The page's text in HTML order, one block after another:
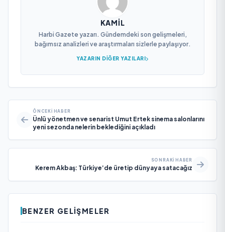
KAMIL
Harbi Gazete yazarı. Gündemdeki son gelişmeleri,
bağımsız analizleri ve araştırmaları sizlerle paylaşıyor.
YAZARIN DIĞER YAZILARI
ÖNCEKI HABER
Ünlü yönetmen ve senarist Umut Ertek sinema salonlarını
yeni sezonda nelerin beklediğini açıkladı
SONRAKI HABER
Kerem Akbaş: Türkiye’de üretip dünyaya satacağız
BENZER GELIŞMELER